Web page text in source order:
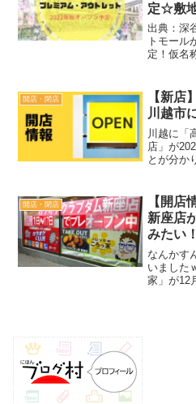
定☆敷
施設も
出典：深
トモール
定！仮名
アウトレ
にはキ
ス ヤサ
予定。ま
開店・閉店
【新店
川越市
川越に「
店」が
とが分か
スイーツ
トポテ
ーツが
オープン
開店・閉店
【開店
新座店
みたい！
なんかす
いました
家」が12
色々ツッ
う楽しみ